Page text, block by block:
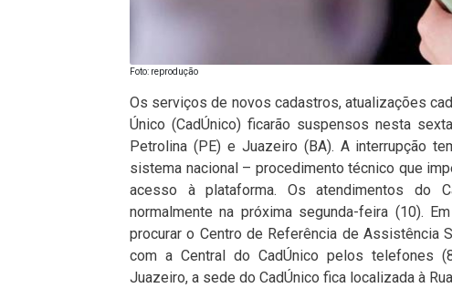
Foto: reprodução
Os serviços de novos cadastros, atualizações
Único (CadÚnico) ficarão suspensos nesta
Petrolina (PE) e Juazeiro (BA). A interrupção
sistema nacional – procedimento técnico que
acesso à plataforma. Os atendimentos do
normalmente na próxima segunda-feira (10).
procurar o Centro de Referência de Assistência
com a Central do CadÚnico pelos telefones
Juazeiro, a sede do CadÚnico fica localizada à